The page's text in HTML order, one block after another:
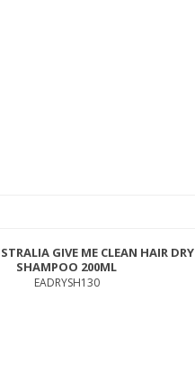
GIVE ME CLEAN HAIR DRY
SHAMPOO 200ML
EADRYSH130